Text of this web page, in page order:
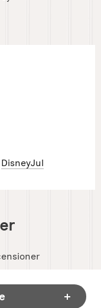
DisneyJul